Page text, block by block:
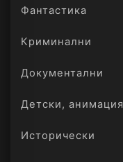
Фантастика
Криминални
Документални
Детски, анимация
Исторически